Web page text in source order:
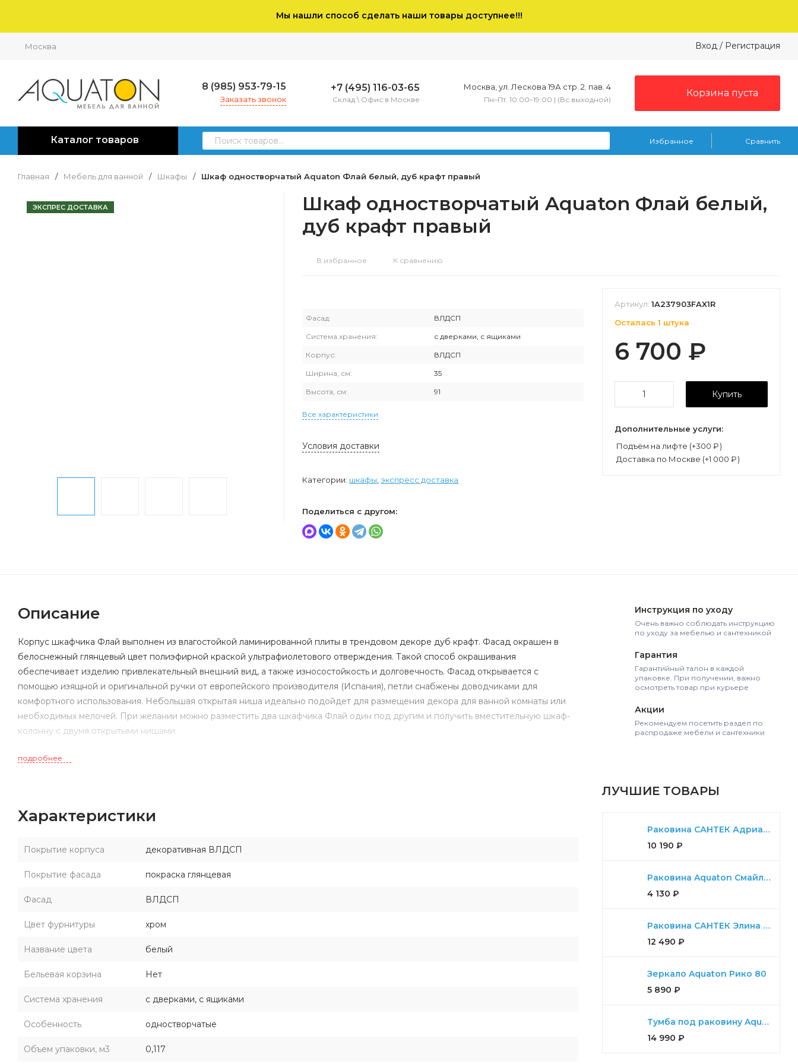
Мы нашли способ сделать наши товары доступнее!!!
Москва Вход / Регистрация
8 (985) 953-79-15
Заказать звонок
+7 (495) 116-03-65
Склад \ Офис в Москве
Москва, ул. Лескова 19А стр. 2. пав. 4
Пн–Пт. 10:00–19:00 | (Вс выходной)
Корзина пуста
Каталог товаров Избранное Сравнить
Главная / Мебель для ванной / Шкафы / Шкаф одностворчатый Aquaton Флай белый, дуб крафт правый
ЭКСПРЕС ДОСТАВКА
Шкаф одностворчатый Aquaton Флай белый,
дуб крафт правый
В избранное К сравнению
Фасад: ВЛДСП
Система хранения: с дверками, с ящиками
Корпус: ВЛДСП
Ширина, см: 35
Высота, см: 91
Все характеристики
Условия доставки
Категории: шкафы,экспресс доставка
Поделиться с другом:
Артикул: 1A237903FAX1R
Осталась 1 штука
6 700 ₽
Купить
Дополнительные услуги:
Подъём на лифте (+300 ₽)
Доставка по Москве (+1 000 ₽)
Инструкция по уходу
Очень важно соблюдать инструкцию
по уходу за мебелью и сантехникой
Гарантия
Гарантийный талон в каждой
упаковке. При получении, важно
осмотреть товар при курьере
Акции
Рекомендуем посетить раздел по
распродаже мебели и сантехники
ЛУЧШИЕ ТОВАРЫ
Раковина САНТЕК Адриана 90
10 190 ₽
Раковина Aquaton Смайл 65
4 130 ₽
Раковина САНТЕК Элина 100
12 490 ₽
Зеркало Aquaton Рико 80
5 890 ₽
Тумба под раковину Aquaton Либерти 90 дуб эльвезия, белый глянец
14 990 ₽
Описание
Корпус шкафчика Флай выполнен из влагостойкой ламинированной плиты в трендовом декоре дуб крафт. Фасад окрашен в
белоснежный глянцевый цвет полиэфирной краской ультрафиолетового отверждения. Такой способ окрашивания
обеспечивает изделию привлекательный внешний вид, а также износостойкость и долговечность. Фасад открывается с
помощью изящной и оригинальной ручки от европейского производителя (Испания), петли снабжены доводчиками для
комфортного использования. Небольшая открытая ниша идеально подойдет для размещения декора для ванной комнаты или
необходимых мелочей. При желании можно разместить два шкафчика Флай один под другим и получить вместительную шкаф-
колонну с двумя открытыми нишами.
подробнее
Характеристики
Покрытие корпуса декоративная ВЛДСП
Покрытие фасада покраска глянцевая
Фасад ВЛДСП
Цвет фурнитуры хром
Название цвета белый
Бельевая корзина Нет
Система хранения с дверками, с ящиками
Особенность одностворчатые
Объем упаковки, м3 0,117